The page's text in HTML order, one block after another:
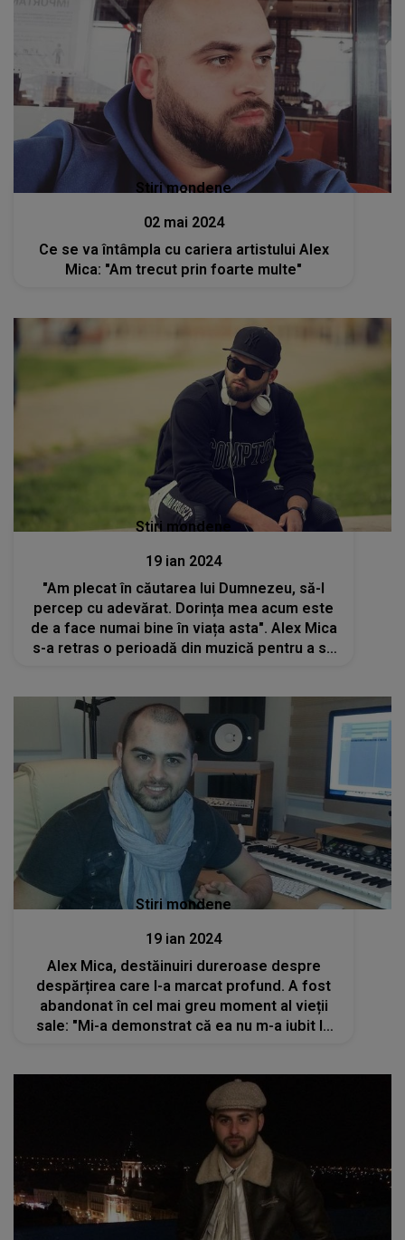
Stiri mondene
02 mai 2024
Ce se va întâmpla cu cariera artistului Alex
Mica: "Am trecut prin foarte multe"
Stiri mondene
19 ian 2024
"Am plecat în căutarea lui Dumnezeu, să-l
percep cu adevărat. Dorința mea acum este
de a face numai bine în viața asta". Alex Mica
s-a retras o perioadă din muzică pentru a se
Stiri mondene
19 ian 2024
Alex Mica, destăinuiri dureroase despre
despărțirea care l-a marcat profund. A fost
abandonat în cel mai greu moment al vieții
sale: "Mi-a demonstrat că ea nu m-a iubit la